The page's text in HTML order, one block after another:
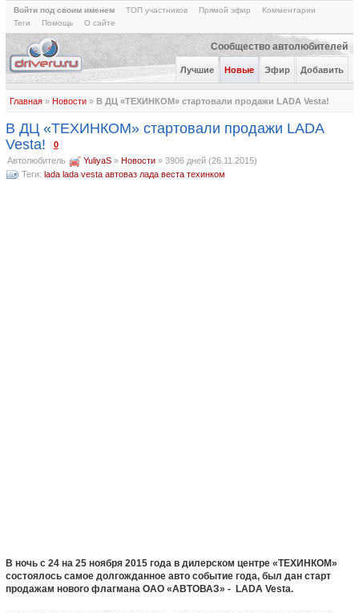
Войти под своим именем ТОП участников Прямой эфир
Комментарии
Теги
Помощь О сайте
Сообщество автолюбителей
Лучшие Новые Эфир Добавить
Главная» Новости» В ДЦ «ТЕХИНКОМ» стартовали продажи LADA Vesta!
В ДЦ «ТЕХИНКОМ» стартовали продажи LADA
Vesta! [0
Автолюбитель YuliyaS» Новости» 3906 дней (26.11.2015)
Теги: lada lada vesta автоваз лада веста техинком
В ночь с 24 на 25 ноября 2015 года в дилерском центре «ТЕХИНКОМ»
состоялось самое долгожданное авто событие года, был дан старт
продажам нового флагмана ОАО «АВТОВАЗ» - LADA Vesta.